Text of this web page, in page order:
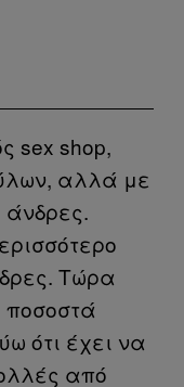
sex shop,
αλλά με
άνδρες.
Τώρα
ποσοστά
ότι έχει να
από